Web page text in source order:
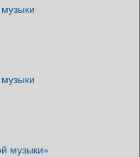
музыки»